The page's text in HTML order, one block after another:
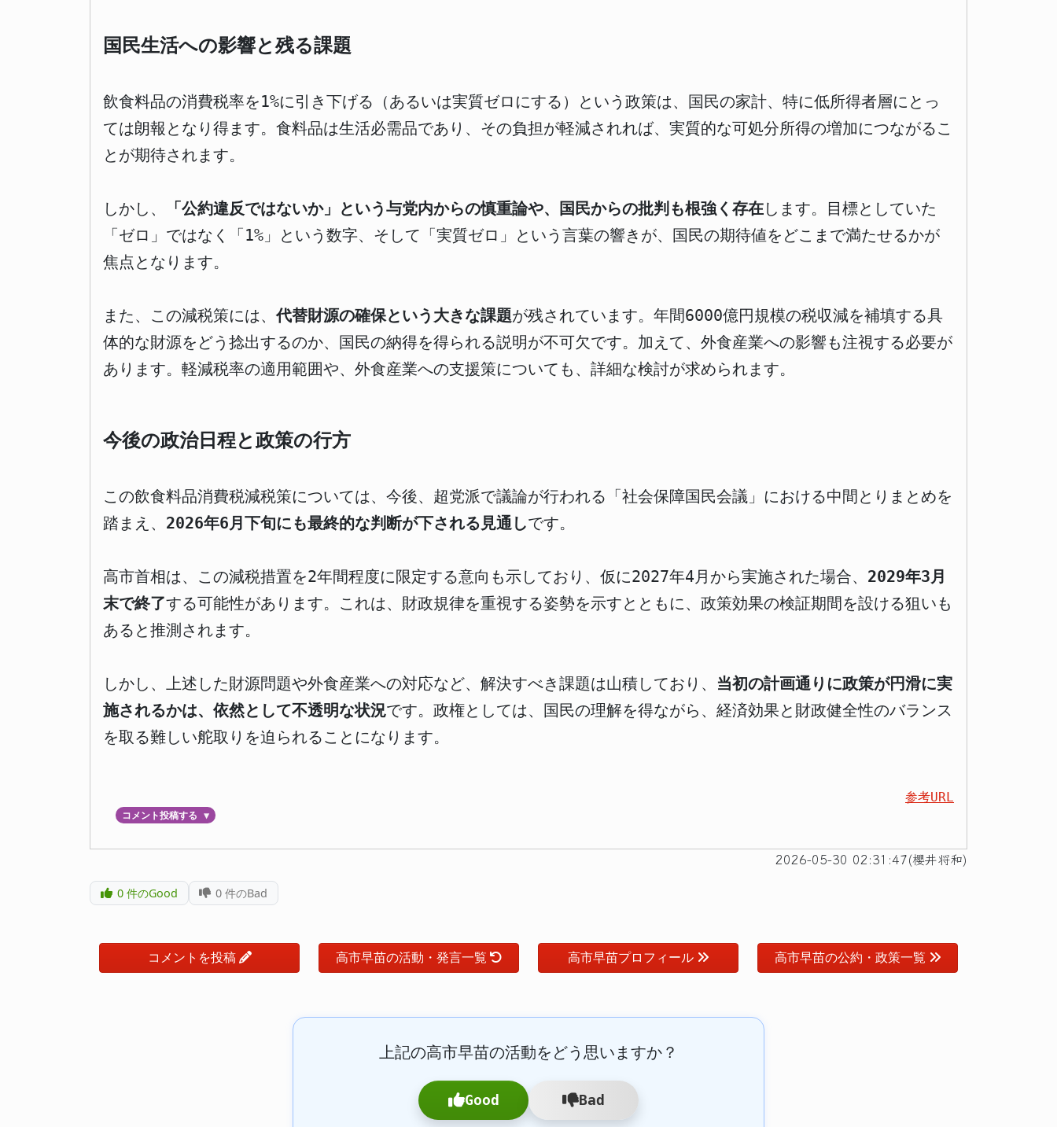
国民生活への影響と残る課題
飲食料品の消費税率を1%に引き下げる（あるいは実質ゼロにする）という政策は、国民の家計、特に低所得者層にとっ
ては朗報となり得ます。食料品は生活必需品であり、その負担が軽減されれば、実質的な可処分所得の増加につながるこ
とが期待されます。
しかし、 「公約違反ではないか」という与党内からの慎重論や、国民からの批判も根強く存在します。目標としていた
「ゼロ」ではなく「1%」という数字、そして「実質ゼロ」という言葉の響きが、国民の期待値をどこまで満たせるかが
焦点となります。
また、この減税策には、代替財源の確保という大きな課題が残されています。年間6000億円規模の税収減を補填する具
体的な財源をどう捻出するのか、国民の納得を得られる説明が不可欠です。加えて、外食産業への影響も注視する必要が
あります。軽減税率の適用範囲や、外食産業への支援策についても、詳細な検討が求められます。
今後の政治日程と政策の行方
この飲食料品消費税減税策については、今後、超党派で議論が行われる「社会保障国民会議」における中間とりまとめを
踏まえ、 2026年6月下旬にも最終的な判断が下される見通しです。
高市首相は、この減税措置を2年間程度に限定する意向も示しており、仮に2027年4月から実施された場合、 2029年3月
末で終了する可能性があります。これは、財政規律を重視する姿勢を示すとともに、政策効果の検証期間を設ける狙いも
あると推測されます。
しかし、上述した財源問題や外食産業への対応など、解決すべき課題は山積しており、 当初の計画通りに政策が円滑に実
施されるかは、依然として不透明な状況です。政権としては、国民の理解を得ながら、経済効果と財政健全性のバランス
を取る難しい舵取りを迫られることになります。
参考URL
コメント投稿する ▼
2026-05-30 02:31:47(櫻井将和)
0件のGood 0 件のBad
コメントを投稿 高市早苗の活動・発言一覧 高市早苗プロフィール 高市早苗の公約・政策一覧
上記の高市早苗の活動をどう思いますか？
Good Bad